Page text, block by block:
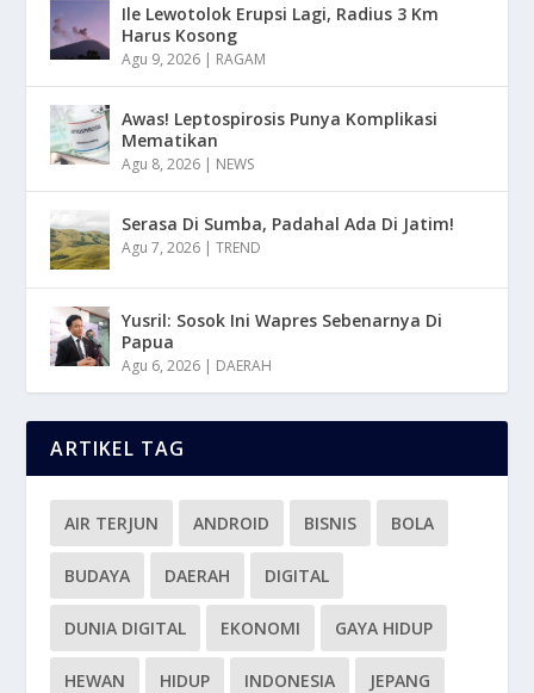
Ile Lewotolok Erupsi Lagi, Radius 3 Km
Harus Kosong
Agu 9, 2026 | RAGAM
Awas! Leptospirosis Punya Komplikasi
Mematikan
Agu 8, 2026 | NEWS
Serasa Di Sumba, Padahal Ada Di Jatim!
Agu 7, 2026 |TREND
Yusril: Sosok Ini Wapres Sebenarnya Di
Papua
Agu 6, 2026 | DAERAH
ARTIKEL TAG
AIR TERJUN ANDROID BISNIS BOLA
BUDAYA DAERAH DIGITAL
DUNIA DIGITAL EKONOMI GAYA HIDUP
HEWAN HIDUP INDONESIA JEPANG